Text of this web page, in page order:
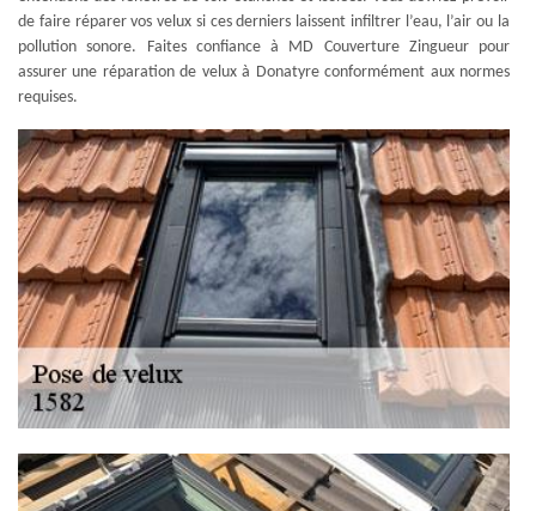
de faire réparer vos velux si ces derniers laissent infiltrer l’eau, l’air ou la
pollution sonore. Faites confiance à MD Couverture Zingueur pour
assurer une réparation de velux à Donatyre conformément aux normes
requises.